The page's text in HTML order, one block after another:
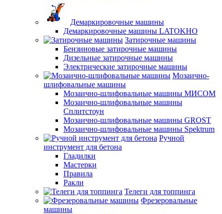
Демаркировочные машины
Демаркировочные машины LATOKHO
Затирочные машины
Бензиновые затирочные машины
Дизельные затирочные машины
Электрические затирочные машины
Мозаично-
шлифовальные машины
Мозаично-шлифовальные машины МИСОМ
Мозаично-шлифовальные машины
Сплитстоун
Мозаично-шлифовальные машины GROST
Мозаично-шлифовальные машины Spektrum
Ручной
инструмент для бетона
Гладилки
Мастерки
Правила
Ракли
Телеги для топпинга
Фрезеровальные
машины